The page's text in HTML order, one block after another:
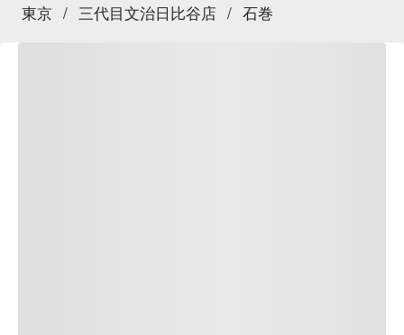
東京 / 三代目文治日比谷店 / 石巻